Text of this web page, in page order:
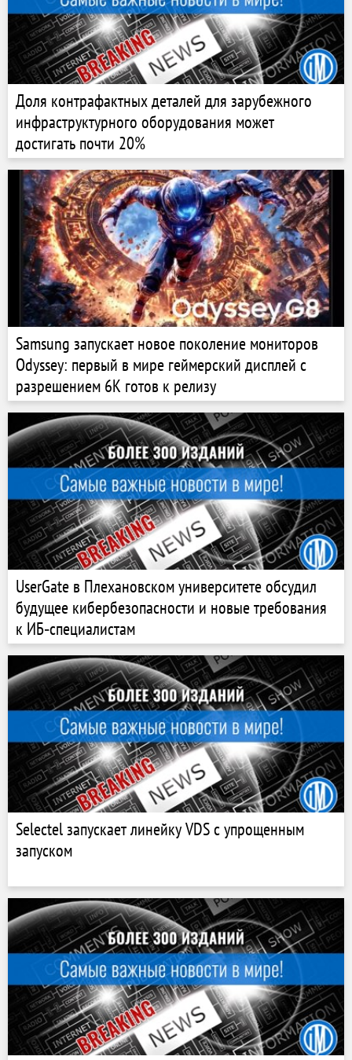
Доля контрафактных деталей для зарубежного
инфраструктурного оборудования может
достигать почти 20%
Samsung запускает новое поколение мониторов
Odyssey: первый в мире геймерский дисплей с
разрешением 6K готов к релизу
UserGate в Плехановском университете обсудил
будущее кибербезопасности и новые требования
к ИБ‑специалистам
Selectel запускает линейку VDS с упрощенным
запуском